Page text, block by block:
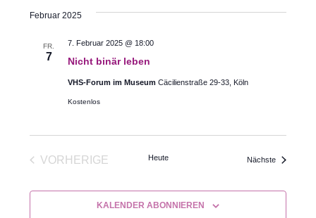
Februar 2025
FR.
7 Nicht binär leben
7. Februar 2025 @ 18:00
VHS-Forum im Museum Cäcilienstraße 29-33, Köln
Kostenlos
VORHERIGE
Heute Nächste
KALENDER ABONNIEREN